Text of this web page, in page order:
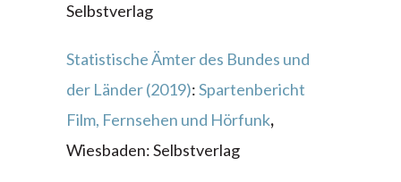
Selbstverlag
Statistische Ämter des Bundes und
der Länder (2019):Spartenbericht
Film, Fernsehen und Hörfunk,
Wiesbaden: Selbstverlag